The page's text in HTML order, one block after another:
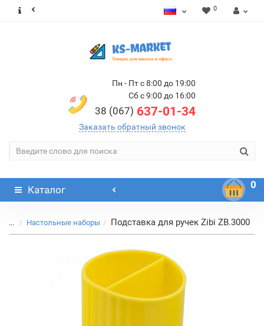
0
Пн - Пт с 8:00 до 19:00
Сб с 9:00 до 16:00
38 (067) 637-01-34
Заказать обратный звонок
Каталог 0
... Настольные наборы Подставка для ручек Zibi ZB.3000